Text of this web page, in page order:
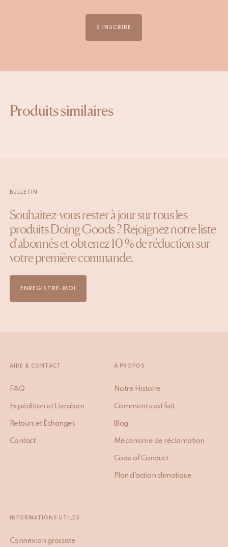
S'INSCRIRE
Produits similaires
BULLETIN
Souhaitez-vous rester à jour sur tous les
produits Doing Goods ? Rejoignez notre liste
d'abonnés et obtenez 10 % de réduction sur
votre première commande.
ENREGISTRE-MOI
AIDE & CONTACT
FAQ
Expédition et Livraison
Retours et Échanges
Contact
À PROPOS
Notre Histoire
Comment s’est fait
Blog
Mécanisme de réclamation
Code of Conduct
Plan d’action climatique
INFORMATIONS UTILES
Connexion grossiste